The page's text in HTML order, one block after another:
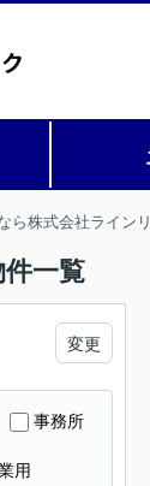
ら株式会社ライン
一覧
変更
事務所
用